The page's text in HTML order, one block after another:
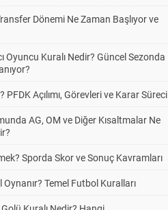
Dönemi Ne Zaman Başlıyor ve
Oyuncu Kuralı Nedir? Güncel Sezonda
PFDK Açılımı, Görevleri ve Karar Süreci
AG, OM ve Diğer Kısaltmalar Ne
Sporda Skor ve Sonuç Kavramları
Oynanır? Temel Futbol Kuralları